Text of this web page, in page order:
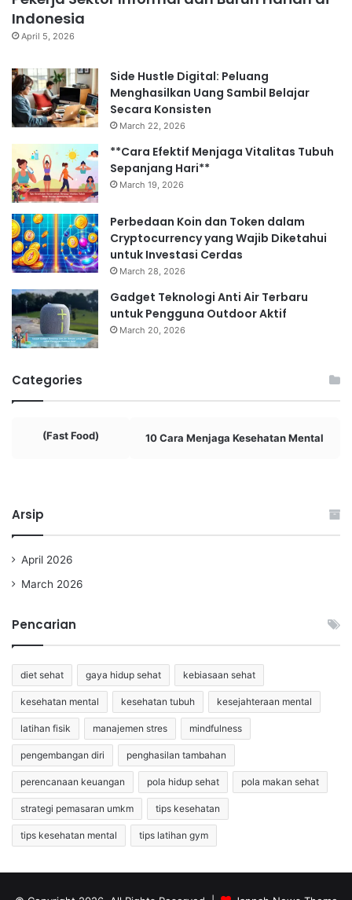
Indonesia
April 5, 2026
Side Hustle Digital: Peluang
Menghasilkan Uang Sambil Belajar
Secara Konsisten
March 22, 2026
**Cara Efektif Menjaga Vitalitas Tubuh
Sepanjang Hari**
March 19, 2026
Perbedaan Koin dan Token dalam
Cryptocurrency yang Wajib Diketahui
untuk Investasi Cerdas
March 28, 2026
Gadget Teknologi Anti Air Terbaru
untuk Pengguna Outdoor Aktif
March 20, 2026
Categories
(Fast Food) 10 Cara Menjaga Kesehatan Mental
Arsip
April 2026
March 2026
Pencarian
diet sehat gaya hidup sehat kebiasaan sehat
kesehatan mental kesehatan tubuh kesejahteraan mental
latihan fisik manajemen stres mindfulness
pengembangan diri penghasilan tambahan
perencanaan keuangan pola hidup sehat pola makan sehat
strategi pemasaran umkm tips kesehatan
tips kesehatan mental tips latihan gym